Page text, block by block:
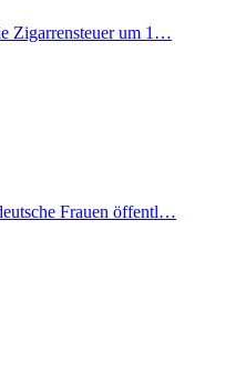
Zigarrensteuer um 1…
Frauen öffentl…